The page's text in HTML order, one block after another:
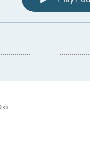
0 B